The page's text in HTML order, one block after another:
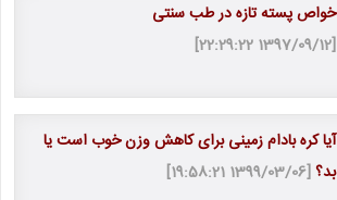
خواص پسته تازه در طب سنتی
[1397/09/12 22:29:22]
آیا کره بادام زمینی برای کاهش وزن خوب است یا
بد؟[1399/03/06 19:58:21]